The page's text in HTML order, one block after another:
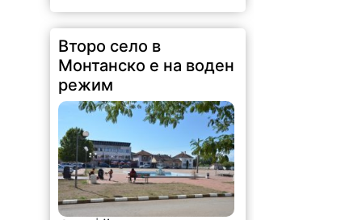
Второ село в
Монтанско е на воден
режим